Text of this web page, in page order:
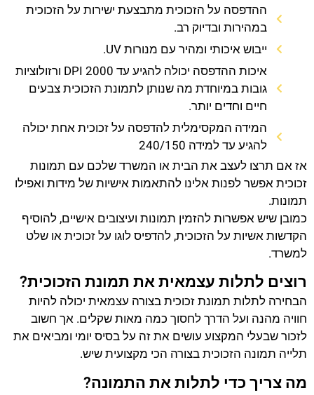
ההדפסה על הזכוכית מתבצעת ישירות על הזכוכית
במהירות ובדיוק רב.
ייבוש איכותי ומהיר עם מנורות UV.
איכות ההדפסה יכולה להגיע עד 2000 DPI ורזולוציות
גובות במיוחדת מה שנותן לתמונת הזכוכית צבעים
חיים וחדים יותר.
המידה המקסימלית להדפסה על זכוכית אחת יכולה
להגיע עד למידה 240/150
אז אם תרצו לעצב את הבית או המשרד שלכם עם תמונות
זכוכית אפשר לפנות אלינו להתאמות אישיות של מידות ואפילו
תמונות.
כמובן שיש אפשרות להזמין תמונות ועיצובים אישיים, להוסיף
הקדשות אשיות על הזכוכית, להדפיס לוגו על זכוכית או שלט
למשרד.
רוצים לתלות עצמאית את תמונת הזכוכית?
הבחירה לתלות תמונת זכוכית בצורה עצמאית יכולה להיות
חוויה מהנה ועל הדרך לחסוך כמה מאות שקלים. אך חשוב
לזכור שבעלי המקצוע עושים את זה על בסיס יומי ומביאים את
תלייה תמונה הזכוכית בצורה הכי מקצועית שיש.
מה צריך כדי לתלות את התמונה?